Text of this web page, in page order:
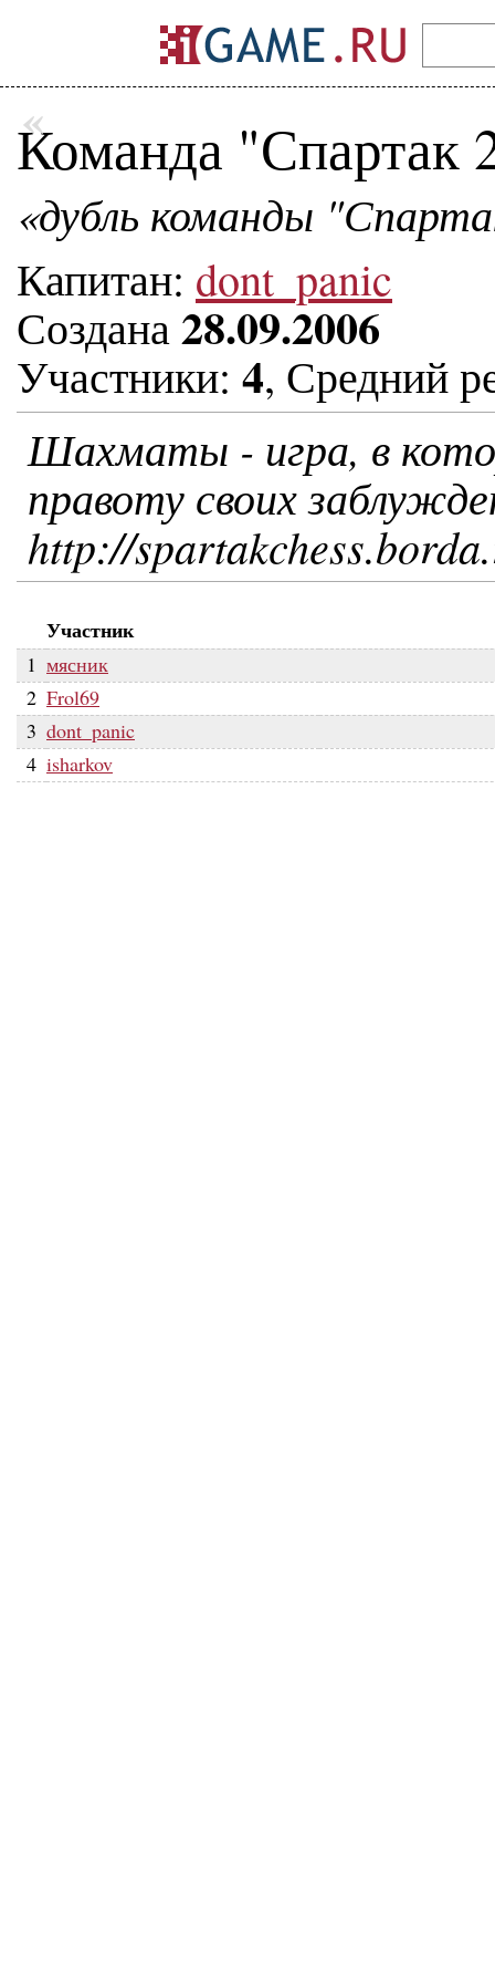
Команда "Спартак
«дубль команды
Капитан: dont_panic
Создана28.09.2006
Участники: 4, Средний
Шахматы - игра, в
правоту своих
http://
Участник
1 мясник
2 Frol69
3 dont_panic
4 isharkov
«